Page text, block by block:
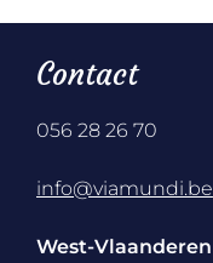
Contact
056 28 26 70
info@viamundi.be
West-Vlaanderen